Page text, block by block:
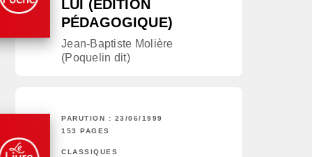
LUI (EDITION
PÉDAGOGIQUE)
Jean-Baptiste Molière
(Poquelin dit)
PARUTION : 23/06/1999
153 PAGES
CLASSIQUES